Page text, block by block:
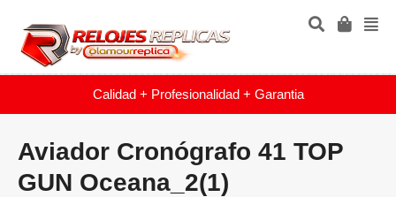
Calidad + Profesionalidad + Garantia
Aviador Cronógrafo 41 TOP
GUN Oceana_2(1)